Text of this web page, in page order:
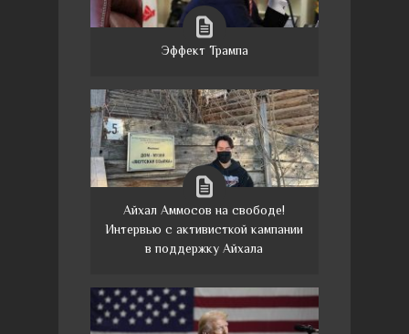
Эффект Трампа
Айхал Аммосов на свободе!
Интервью с активисткой кампании
в поддержку Айхала